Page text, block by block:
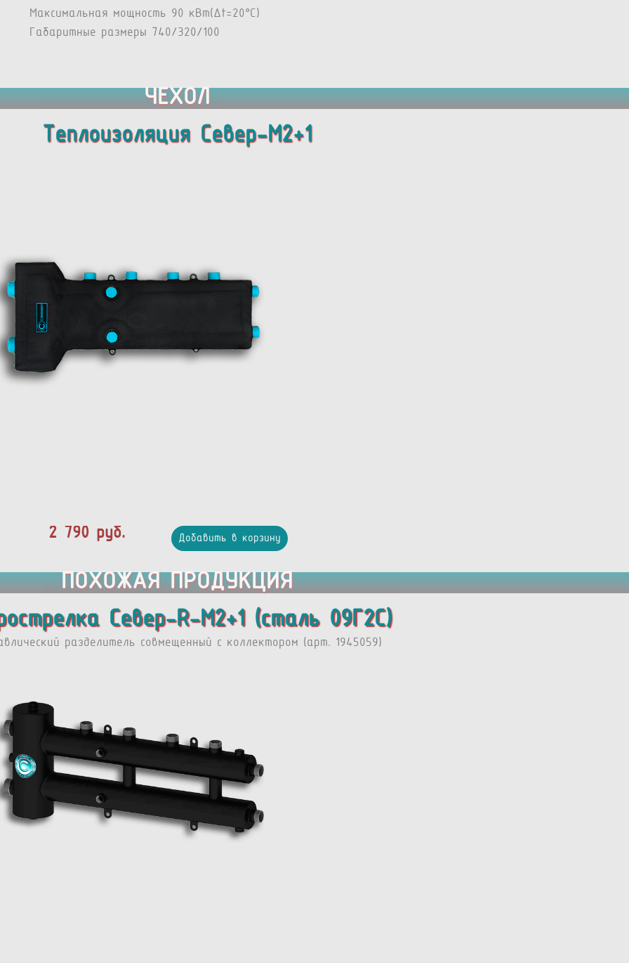
Максимальная мощность 90 кВт(Δt=20°C)
Габаритные размеры 740/320/100
ЧЕХОЛ
Теплоизоляция Север-M2+1
2 790 руб. Добавить в корзину
ПОХОЖАЯ ПРОДУКЦИЯ
Север-R-M2+1 (сталь 09Г2С)
разделитель совмещенный с коллектором (арт. 1945059)